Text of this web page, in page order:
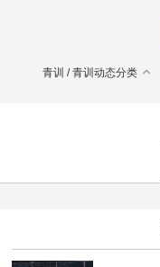
青训 / 青训动态分类